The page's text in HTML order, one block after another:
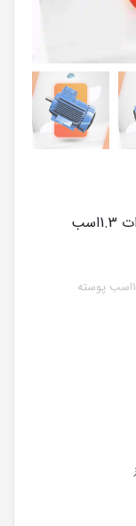
الکتروموتور موتوژن سه فاز 0.25 کیلو وات 1.3اسب
الکتروموتور موتوژن سه فاز 0.25 کیلو وات 1.3اسب پوسته